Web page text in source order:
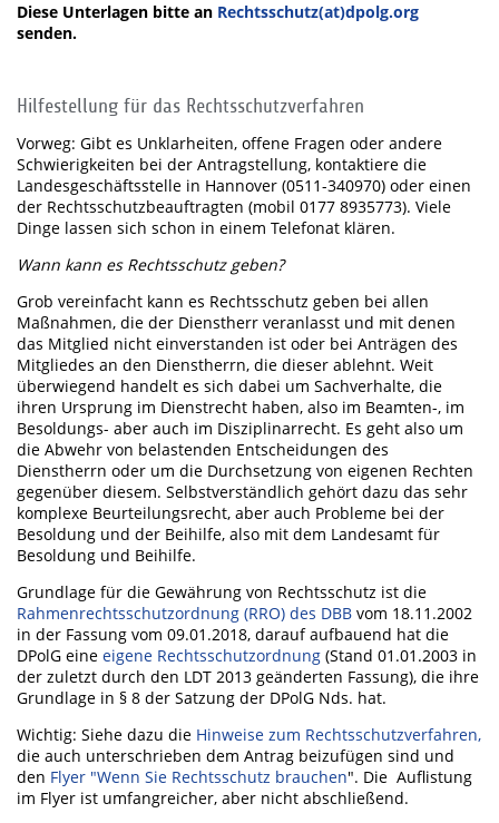
Diese Unterlagen bitte an Rechtsschutz(at)dpolg.org
senden.
Hilfestellung für das Rechtsschutzverfahren
Vorweg: Gibt es Unklarheiten, offene Fragen oder andere
Schwierigkeiten bei der Antragstellung, kontaktiere die
Landesgeschäftsstelle in Hannover (0511-340970) oder einen
der Rechtsschutzbeauftragten (mobil 0177 8935773). Viele
Dinge lassen sich schon in einem Telefonat klären.
Wann kann es Rechtsschutz geben?
Grob vereinfacht kann es Rechtsschutz geben bei allen
Maßnahmen, die der Dienstherr veranlasst und mit denen
das Mitglied nicht einverstanden ist oder bei Anträgen des
Mitgliedes an den Dienstherrn, die dieser ablehnt. Weit
überwiegend handelt es sich dabei um Sachverhalte, die
ihren Ursprung im Dienstrecht haben, also im Beamten-, im
Besoldungs- aber auch im Disziplinarrecht. Es geht also um
die Abwehr von belastenden Entscheidungen des
Dienstherrn oder um die Durchsetzung von eigenen Rechten
gegenüber diesem. Selbstverständlich gehört dazu das sehr
komplexe Beurteilungsrecht, aber auch Probleme bei der
Besoldung und der Beihilfe, also mit dem Landesamt für
Besoldung und Beihilfe.
Grundlage für die Gewährung von Rechtsschutz ist die
Rahmenrechtsschutzordnung (RRO) des DBB vom 18.11.2002
in der Fassung vom 09.01.2018, darauf aufbauend hat die
DPolG eine eigene Rechtsschutzordnung (Stand 01.01.2003 in
der zuletzt durch den LDT 2013 geänderten Fassung), die ihre
Grundlage in § 8 der Satzung der DPolG Nds. hat.
Wichtig: Siehe dazu die Hinweise zum Rechtsschutzverfahren,
die auch unterschrieben dem Antrag beizufügen sind und
den Flyer "Wenn Sie Rechtsschutz brauchen". Die Auflistung
im Flyer ist umfangreicher, aber nicht abschließend.